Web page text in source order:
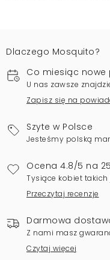
Dlaczego Mosquito?
Co miesiąc nowe
U nas zawsze
Zapisz się na
Szyte w Polsce
Jesteśmy polską
Ocena 4.8/5 na
Tysiące kobiet
Przeczytaj recenzje
Darmowa
Z nami masz
Czytaj więcej